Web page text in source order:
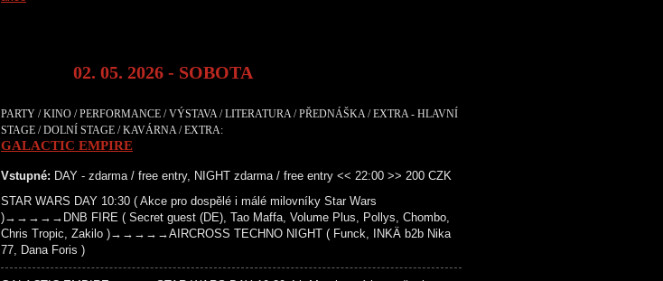
02. 05. 2026 - SOBOTA
PARTY / KINO / PERFORMANCE / VÝSTAVA / LITERATURA / PŘEDNÁŠKA / EXTRA - HLAVNÍ
STAGE / DOLNÍ STAGE / KAVÁRNA / EXTRA:
GALACTIC EMPIRE
Vstupné: DAY - zdarma / free entry, NIGHT zdarma / free entry << 22:00 >> 200 CZK
STAR WARS DAY 10:30 ( Akce pro dospělé i málé milovníky Star Wars
)→→→→→DNB FIRE ( Secret guest (DE), Tao Maffa, Volume Plus, Pollys, Chombo,
Chris Tropic, Zakilo )→→→→→AIRCROSS TECHNO NIGHT ( Funck, INKÄ b2b Nika
77, Dana Foris )